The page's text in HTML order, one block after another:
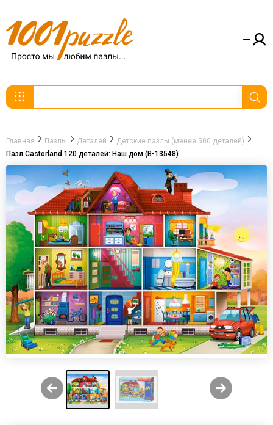
Главная Пазлы Деталей
Детские пазлы (менее 500 деталей)
Пазл Castorland 120 деталей: Наш дом (В-13548)